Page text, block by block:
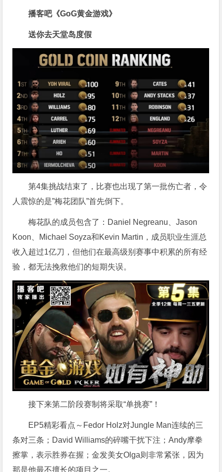
播客吧《GoG黄金游戏》
送你去天堂岛度假
第4集挑战结束了，比赛也出现了第一批伤亡者，令
人震惊的是”梅花团队”首先倒下。
梅花队的成员包含了：Daniel Negreanu、Jason
Koon、Michael Soyza和Kevin Martin，成员职业生涯总
收入超过1亿刀，但他们在最高级别赛事中积累的所有经
验，都无法挽救他们的短期失误。
接下来第二阶段赛制将采取“单挑赛”！
EP5精彩看点～Fedor Holz对Jungle Man连续的三
条对三条；David Williams的碎嘴干扰下注；Andy摩拳
擦掌，表示胜券在握；金发美女Olga则非常紧张，因为
那是他最不擅长的项目之一。